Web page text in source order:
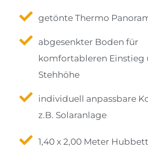
getönte Thermo
abgesenkter Boden für
komfortableren Einstieg
Stehhöhe
individuell anpassbare
z.B. Solaranlage
1,40 x 2,00 Meter Hubbett